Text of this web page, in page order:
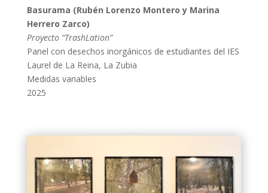
Basurama (Rubén Lorenzo Montero y Marina
Herrero Zarco)
Proyecto “TrashLation”
Panel con desechos inorgánicos de estudiantes del IES
Laurel de La Reina, La Zubia
Medidas variables
2025